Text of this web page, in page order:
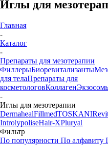
Иглы для
Главная
-
Каталог
-
Препараты для мезотерапии
ФиллерыБиоревитализанты
для телаПрепараты для
косметологовКоллаген
-
Иглы для мезотерапии
DermahealFillmedTOSKANI
IntrolypoliseHair-XPluryal
Фильтр
По популярности По алфавиту